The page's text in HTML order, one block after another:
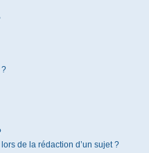
?
de la rédaction d’un sujet ?